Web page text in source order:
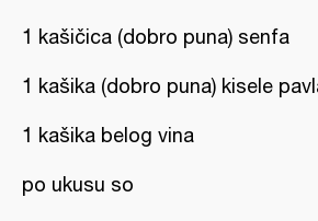
1 kašičica (dobro puna) senfa
1 kašika (dobro puna) kisele
1 kašika belog vina
po ukusu so